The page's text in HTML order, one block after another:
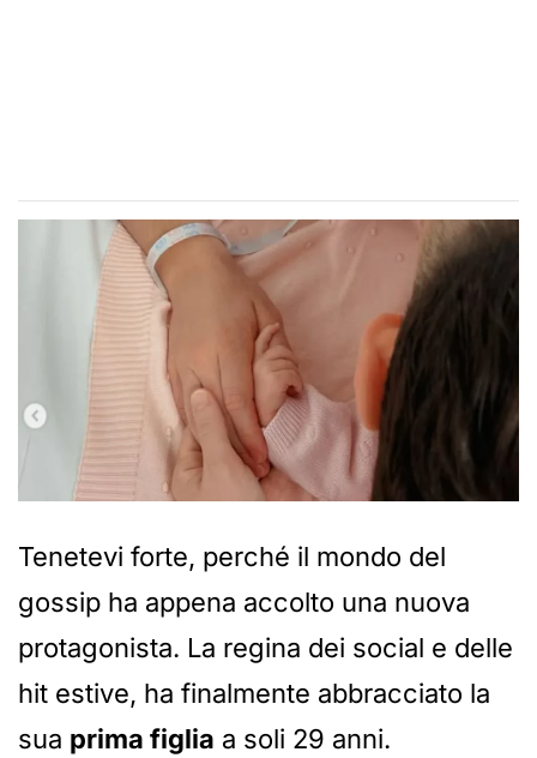
Tenetevi forte, perché il mondo del
gossip ha appena accolto una nuova
protagonista. La regina dei social e delle
hit estive, ha finalmente abbracciato la
sua prima figlia a soli 29 anni.